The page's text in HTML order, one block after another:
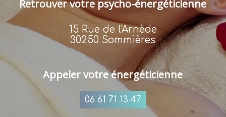
Retrouver votre psycho-énergéticienne
15 Rue de l'Arnède
30250 Sommières
Appeler votre énergéticienne
06 61 71 13 47